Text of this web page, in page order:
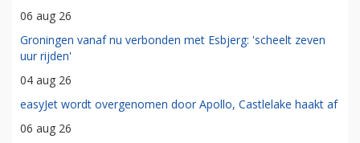
06 aug 26
Groningen vanaf nu verbonden met Esbjerg: 'scheelt zeven
uur rijden'
04 aug 26
easyJet wordt overgenomen door Apollo, Castlelake haakt af
06 aug 26